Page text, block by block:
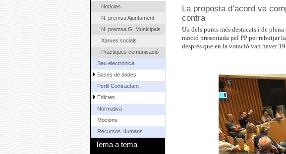
Notícies
N. premsa Ajuntament
N. premsa G. Municipals
Xarxes socials
Pràctiques comunicació
Seu electrònica
Bases de dades
Perfil Contractant
Edictes
Normativa
Mocions
Recursos Humans
Tema a tema
La proposta d’acord va
contra
Un dels punts més destacats i de
moció presentada pel PP per rebutjar
després que en la votació van haver